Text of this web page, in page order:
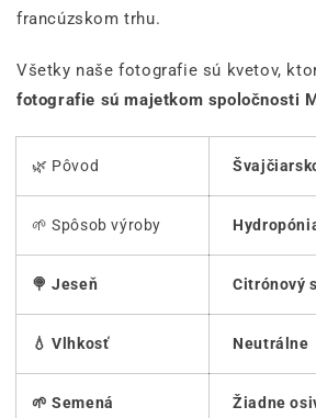
francúzskom trhu.
Všetky naše fotografie sú kvetov,
fotografie sú majetkom spoločnosti
🌿 Pôvod
🌱 Spôsob výroby
🍭 Jeseň Citrónový
💧 Vlhkosť Neutrálne
🌱 Semená Žiadne